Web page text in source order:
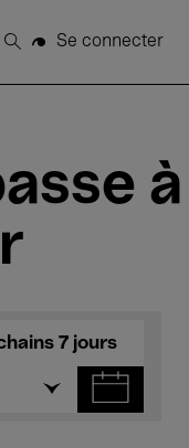
Rechercher
Se connecter
à
7 jours